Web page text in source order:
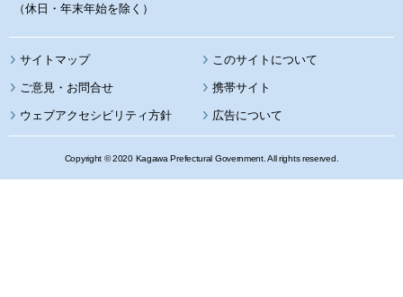
（休日・年末年始を除く）
サイトマップ このサイトについて
携帯サイト
ウェブアクセシビリティ方針 広告について
Copyright © 2020 Kagawa Prefectural Government. All rights reserved.